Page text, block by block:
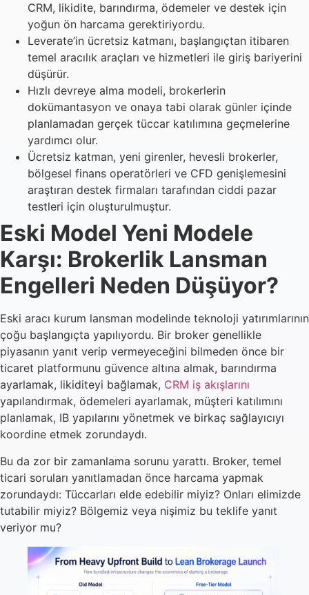
CRM, likidite, barındırma, ödemeler ve destek için
yoğun ön harcama gerektiriyordu.
Leverate’in ücretsiz katmanı, başlangıçtan itibaren
temel aracılık araçları ve hizmetleri ile giriş bariyerini
düşürür.
Hızlı devreye alma modeli, brokerlerin
dokümantasyon ve onaya tabi olarak günler içinde
planlamadan gerçek tüccar katılımına geçmelerine
yardımcı olur.
Ücretsiz katman, yeni girenler, hevesli brokerler,
bölgesel finans operatörleri ve CFD genişlemesini
araştıran destek firmaları tarafından ciddi pazar
testleri için oluşturulmuştur.
Eski Model Yeni Modele
Karşı: Brokerlik Lansman
Engelleri Neden Düşüyor?
Eski aracı kurum lansman modelinde teknoloji yatırımlarının
çoğu başlangıçta yapılıyordu. Bir broker genellikle
piyasanın yanıt verip vermeyeceğini bilmeden önce bir
ticaret platformunu güvence altına almak, barındırma
ayarlamak, likiditeyi bağlamak, CRM iş akışlarını
yapılandırmak, ödemeleri ayarlamak, müşteri katılımını
planlamak, IB yapılarını yönetmek ve birkaç sağlayıcıyı
koordine etmek zorundaydı.
Bu da zor bir zamanlama sorunu yarattı. Broker, temel
ticari soruları yanıtlamadan önce harcama yapmak
zorundaydı: Tüccarları elde edebilir miyiz? Onları elimizde
tutabilir miyiz? Bölgemiz veya nişimiz bu teklife yanıt
veriyor mu?